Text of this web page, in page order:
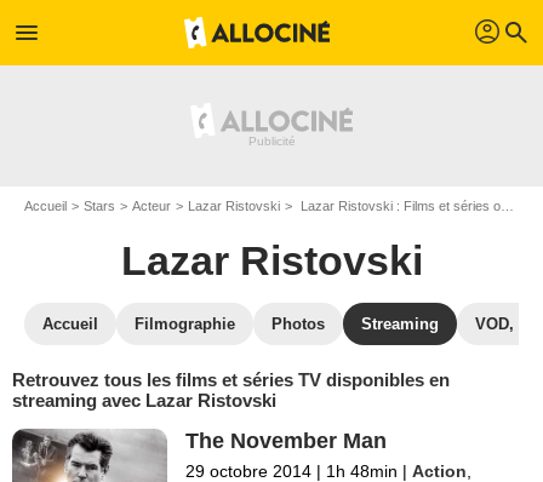
menu profil search
Accueil Stars Acteur Lazar Ristovski Lazar Ristovski : Films et séries online
Lazar Ristovski
Accueil Filmographie Photos Streaming VOD,
Retrouvez tous les films et séries TV disponibles en
streaming avec Lazar Ristovski
The November Man
29 octobre 2014 | 1h 48min | Action